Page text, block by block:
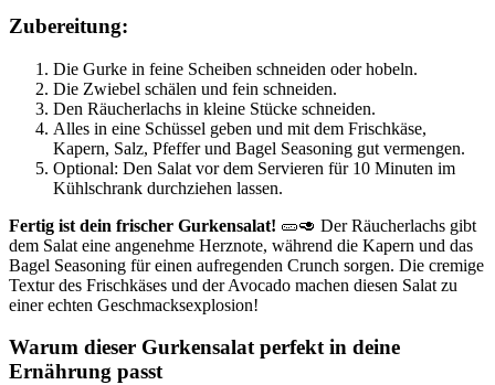
Zubereitung:
Die Gurke in feine Scheiben schneiden oder hobeln.
Die Zwiebel schälen und fein schneiden.
Den Räucherlachs in kleine Stücke schneiden.
Alles in eine Schüssel geben und mit dem Frischkäse,
Kapern, Salz, Pfeffer und Bagel Seasoning gut vermengen.
Optional: Den Salat vor dem Servieren für 10 Minuten im
Kühlschrank durchziehen lassen.
Fertig ist dein frischer Gurkensalat! 🥒🥑 Der Räucherlachs gibt
dem Salat eine angenehme Herznote, während die Kapern und das
Bagel Seasoning für einen aufregenden Crunch sorgen. Die cremige
Textur des Frischkäses und der Avocado machen diesen Salat zu
einer echten Geschmacksexplosion!
Warum dieser Gurkensalat perfekt in deine
Ernährung passt